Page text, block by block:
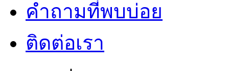
คำถามที่พบบ่อย
ติดต่อเรา